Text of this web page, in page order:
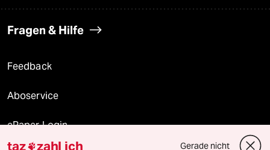
Fragen & Hilfe
Feedback
Aboservice
ePaper Login
taz zahl ich Gerade nicht